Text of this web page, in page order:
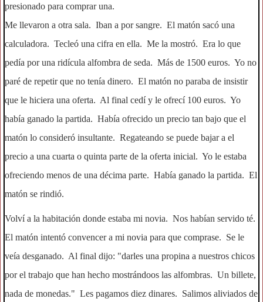
presionado para comprar una.
Me llevaron a otra sala. Iban a por sangre. El matón sacó una
calculadora. Tecleó una cifra en ella. Me la mostró. Era lo que
pedía por una ridícula alfombra de seda. Más de 1500 euros. Yo no
paré de repetir que no tenía dinero. El matón no paraba de insistir
que le hiciera una oferta. Al final cedí y le ofrecí 100 euros. Yo
había ganado la partida. Había ofrecido un precio tan bajo que el
matón lo consideró insultante. Regateando se puede bajar a el
precio a una cuarta o quinta parte de la oferta inicial. Yo le estaba
ofreciendo menos de una décima parte. Había ganado la partida. El
matón se rindió.
Volví a la habitación donde estaba mi novia. Nos habían servido té.
El matón intentó convencer a mi novia para que comprase. Se le
veía desganado. Al final dijo: "darles una propina a nuestros chicos
por el trabajo que han hecho mostrándoos las alfombras. Un billete,
nada de monedas." Les pagamos diez dinares. Salimos aliviados de